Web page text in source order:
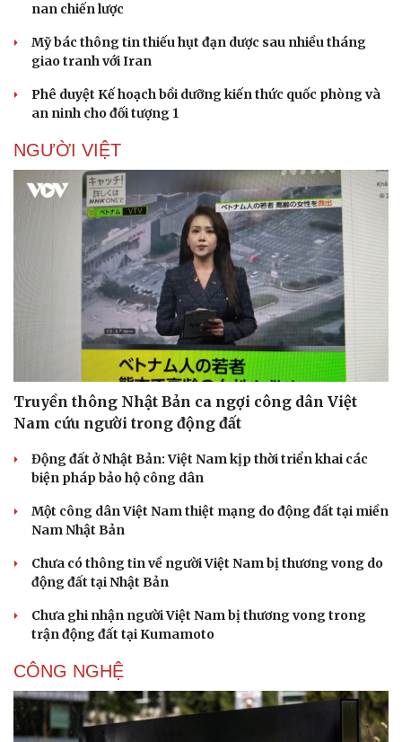
Dinh dưỡng - món ngon
Sản phụ khoa
Nam khoa
Làm đẹp - giảm cân
Phòng mạch online
Đời sống
Nhà đẹp
Blog
Tình yêu - Gia đình
nan chiến lược
Mỹ bác thông tin thiếu hụt đạn dược sau nhiều tháng
giao tranh với Iran
Phê duyệt Kế hoạch bồi dưỡng kiến thức quốc phòng và
an ninh cho đối tượng 1
NGƯỜI VIỆT
Truyền thông Nhật Bản ca ngợi công dân Việt
Nam cứu người trong động đất
Động đất ở Nhật Bản: Việt Nam kịp thời triển khai các
biện pháp bảo hộ công dân
Một công dân Việt Nam thiệt mạng do động đất tại miền
Nam Nhật Bản
Chưa có thông tin về người Việt Nam bị thương vong do
động đất tại Nhật Bản
Chưa ghi nhận người Việt Nam bị thương vong trong
trận động đất tại Kumamoto
CÔNG NGHỆ